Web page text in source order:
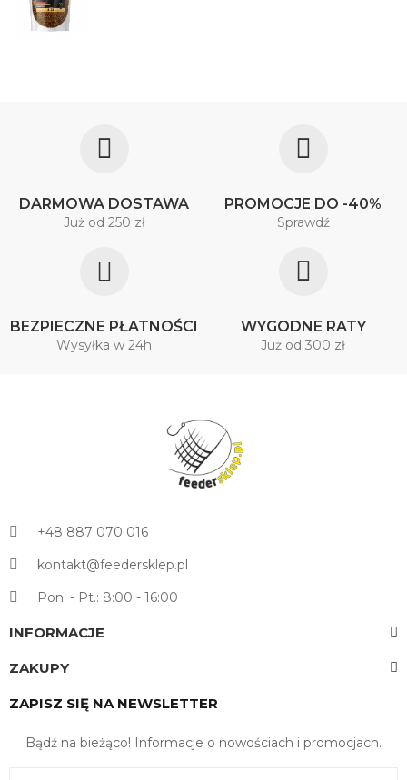
DARMOWA DOSTAWA
Już od 250 zł
PROMOCJE DO -40%
Sprawdź
BEZPIECZNE PŁATNOŚCI
Wysyłka w 24h
WYGODNE RATY
Już od 300 zł
+48 887 070 016
kontakt@feedersklep.pl
Pon. - Pt.: 8:00 - 16:00
INFORMACJE
ZAKUPY
ZAPISZ SIĘ NA NEWSLETTER
Bądź na bieżąco! Informacje o nowościach i promocjach.